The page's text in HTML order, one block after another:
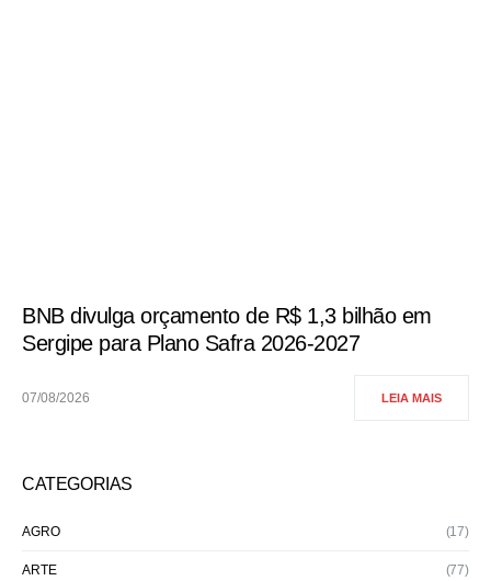
BNB divulga orçamento de R$ 1,3 bilhão em
Sergipe para Plano Safra 2026-2027
07/08/2026 LEIA MAIS
CATEGORIAS
AGRO (17)
ARTE (77)